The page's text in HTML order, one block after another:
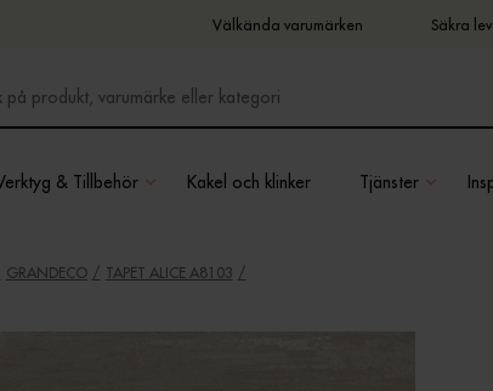
Välkända varumärken Säkra
& Tillbehör Kakel och klinker Tjänster
GRANDECO TAPET ALICE A8103